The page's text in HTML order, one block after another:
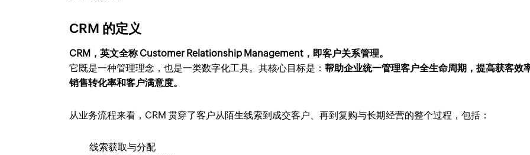
CRM 的定义
CRM，英文全称 Customer Relationship Management，即客户关系管理。
它既是一种管理理念，也是一类数字化工具。其核心目标是：帮助企业统一管理客户全生命周期，提高获客效
销售转化率和客户满意度。
从业务流程来看，CRM 贯穿了客户从陌生线索到成交客户、再到复购与长期经营的整个过程，包括：
线索获取与分配